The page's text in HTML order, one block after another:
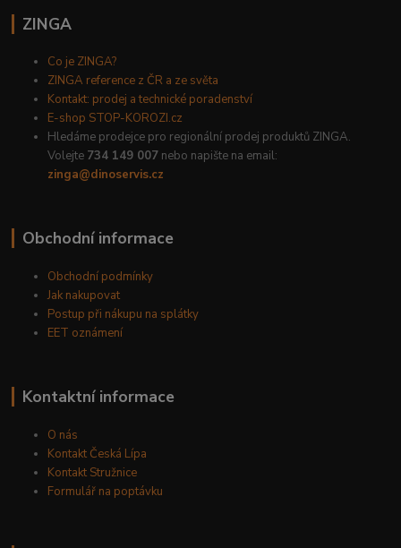
ZINGA
Co je ZINGA?
ZINGA reference z ČR a ze světa
Kontakt: prodej a technické poradenství
E-shop STOP-KOROZI.cz
Hledáme prodejce pro regionální prodej produktů ZINGA.
Volejte 734 149 007 nebo napište na email:
zinga@dinoservis.cz
Obchodní informace
Obchodní podmínky
Jak nakupovat
Postup při nákupu na splátky
EET oznámení
Kontaktní informace
O nás
Kontakt Česká Lípa
Kontakt Stružnice
Formulář na poptávku